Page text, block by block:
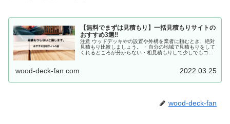
【無料でまずは見積もり】一括見積もりサイトの
おすすめ3選‼
注意 ウッドデッキやの設置や外構を業者に頼むとき、絶対
見積もり比較しましょう。 ・自分の地域で見積もりをして
くれるところが分からない・相見積もりして少しでもコス
wood-deck-fan.com 2022.03.25
wood-deck-fan